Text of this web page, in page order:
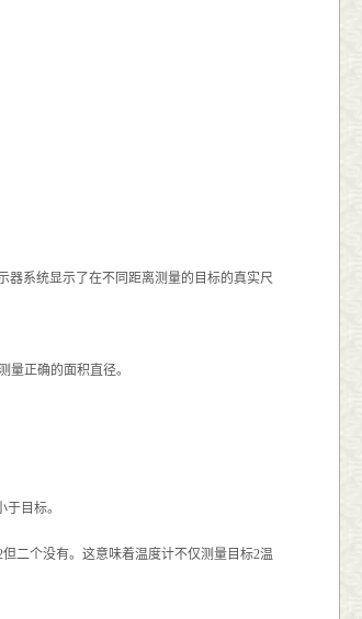
器系统显示了在不同距离测量的目标的真实尺
量正确的面积直径。
目标。
二个没有。这意味着温度计不仅测量目标2温